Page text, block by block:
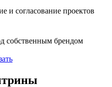
и согласование проектов
собственным брендом